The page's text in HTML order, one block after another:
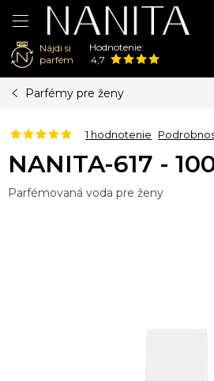
Nájdi si
parfém
Hodnotenie:
4,7
Parfémy pre ženy
1 hodnotenie
NANITA-617 -
Parfémovaná voda pre ženy